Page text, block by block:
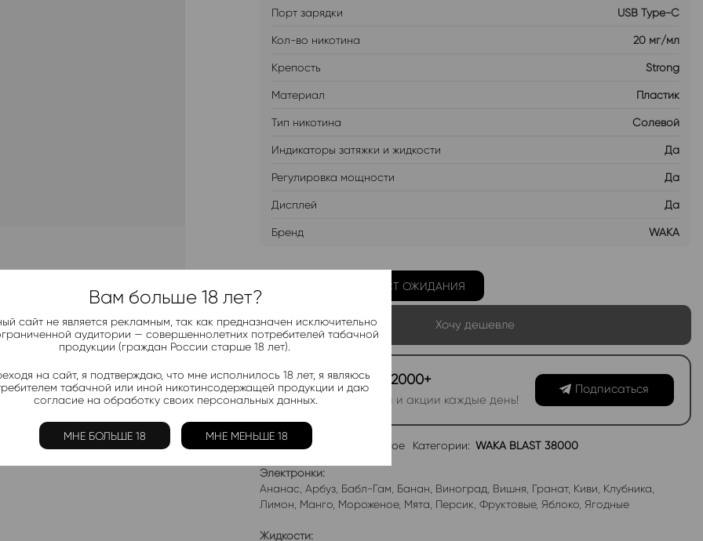
Порт зарядки USB Type-C
Кол-во никотина 20 мг/мл
Крепость Strong
Материал Пластик
Тип никотина Солевой
Индикаторы затяжки и жидкости Да
Регулировка мощности Да
Дисплей Да
Бренд WAKA
ДОБАВИТЬ В ЛИСТ ОЖИДАНИЯ
Хочу дешевле
Telegram-канал 2000+
Актуальные новинки и акции каждые день!
Подписаться
Добавить в избранное Категории: WAKA BLAST 38000
Электронки:
Ананас Арбуз, Бабл-Гам Банан Виноград Вишня Гранат, Киви Клубника
Лимон Манго, Мороженое, Мята Персик Фруктовые, Яблоко, Ягодные
Жидкости:
Вам больше 18 лет?
сайт не является рекламным, так как предназначен исключительно
аудитории — совершеннолетних потребителей табачной
продукции (граждан России старше 18 лет).
на сайт, я подтверждаю, что мне исполнилось 18 лет, я являюсь
табачной или иной никотинсодержащей продукции и даю
согласие на обработку своих персональных данных.
МНЕ БОЛЬШЕ 18 МНЕ МЕНЬШЕ 18